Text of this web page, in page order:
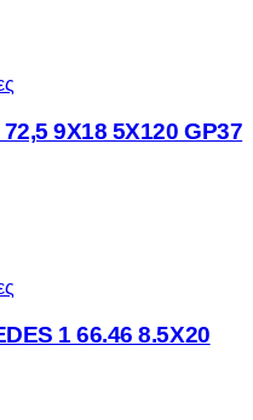
9X18 5X120 GP37
1 66.46 8.5X20